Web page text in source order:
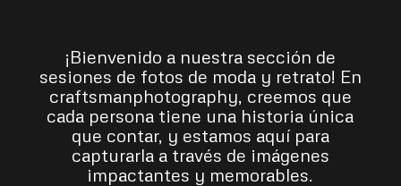
¡Bienvenido a nuestra sección de
sesiones de fotos de moda y retrato! En
craftsmanphotography, creemos que
cada persona tiene una historia única
que contar, y estamos aquí para
capturarla a través de imágenes
impactantes y memorables.